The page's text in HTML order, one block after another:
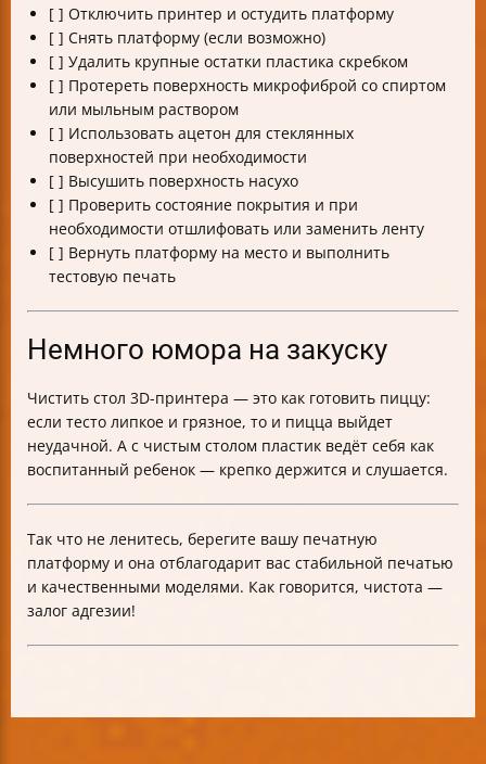
[ ] Отключить принтер и остудить платформу
[ ] Снять платформу (если возможно)
[ ] Удалить крупные остатки пластика скребком
[ ] Протереть поверхность микрофиброй со спиртом
или мыльным раствором
[ ] Использовать ацетон для стеклянных
поверхностей при необходимости
[ ] Высушить поверхность насухо
[ ] Проверить состояние покрытия и при
необходимости отшлифовать или заменить ленту
[ ] Вернуть платформу на место и выполнить
тестовую печать
Немного юмора на закуску
Чистить стол 3D-принтера — это как готовить пиццу:
если тесто липкое и грязное, то и пицца выйдет
неудачной. А с чистым столом пластик ведёт себя как
воспитанный ребенок — крепко держится и слушается.
Так что не ленитесь, берегите вашу печатную
платформу и она отблагодарит вас стабильной печатью
и качественными моделями. Как говорится, чистота —
залог адгезии!